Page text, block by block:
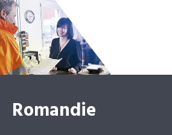
Romandie